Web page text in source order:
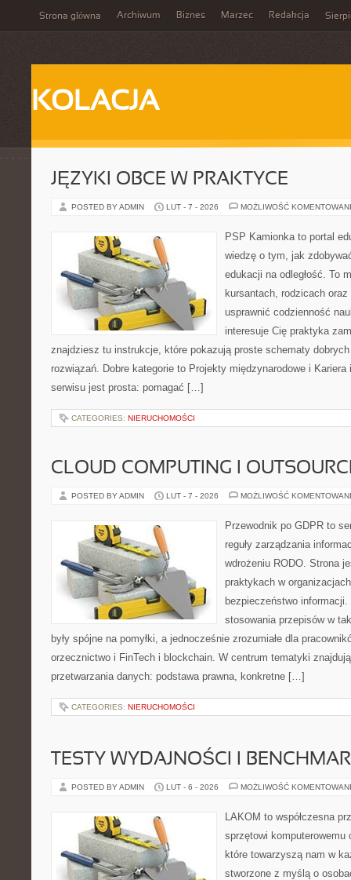
Strona główna Archiwum Biznes Marzec Redakcja
KOLACJA
JĘZYKI OBCE W PRAKTYCE
POSTED BY ADMIN LUT - 7 - 2026 MOŻLIWOŚĆ
PSP Kamionka to portal
wiedzę o tym, jak
edukacji na odległość. To
kursantach, rodzicach
usprawnić codzienność
interesuje Cię praktyka
znajdziesz tu instrukcje, które pokazują proste schematy
rozwiązań. Dobre kategorie to Projekty międzynarodowe i
serwisu jest prosta: pomagać […]
CATEGORIES: NIERUCHOMOŚCI
CLOUD COMPUTING I
POSTED BY ADMIN LUT - 7 - 2026 MOŻLIWOŚĆ
Przewodnik po GDPR to
reguły zarządzania
wdrożeniu RODO. Strona
praktykach w
bezpieczeństwo
stosowania przepisów w
były spójne na pomyłki, a jednocześnie zrozumiałe dla
orzecznictwo i FinTech i blockchain. W centrum tematyki
przetwarzania danych: podstawa prawna, konkretne […]
CATEGORIES: NIERUCHOMOŚCI
TESTY WYDAJNOŚCI I
POSTED BY ADMIN LUT - 6 - 2026 MOŻLIWOŚĆ
LAKOM to współczesna
sprzętowi komputerowemu
które towarzyszą nam w
stworzone z myślą o